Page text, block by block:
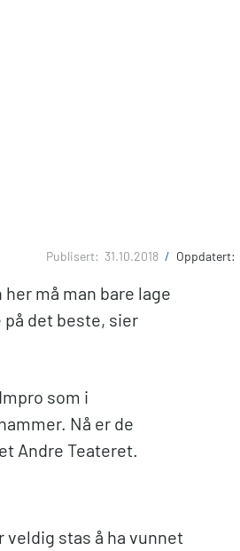
Publisert: 31.10.2018 / Oppdatert:
må man bare lage
det beste, sier
som i
Nå er de
Andre Teateret.
stas å ha vunnet